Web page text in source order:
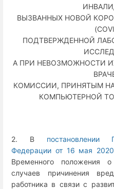
ВЫЗВАННЫХ НОВОЙ
ПОДТВЕРЖДЕННОЙ
А ПРИ НЕВОЗМОЖНОСТИ
КОМИССИИ, ПРИНЯТЫМ
КОМПЬЮТЕРНОЙ
2. В постановлении
Федерации от 16 мая
Временного положения
случаев причинения
работника в связи с